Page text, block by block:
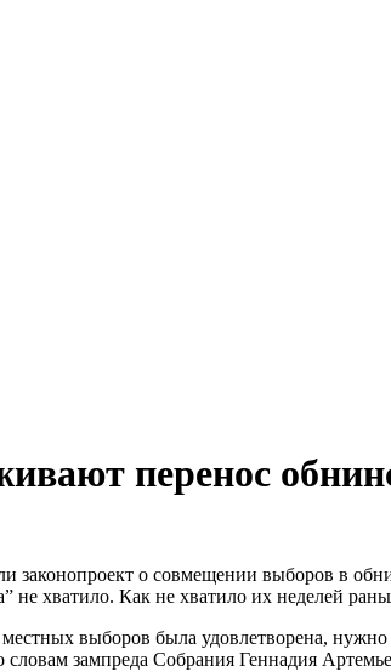
перенос
законопроект о совмещении выборов в
не хватило. Как не хватило их неделей
выборов была удовлетворена,
зампреда Собрания Геннадия